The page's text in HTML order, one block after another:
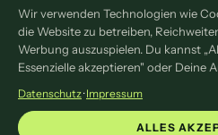
MITMACHEN
Redaktion
Pressemitteilung
Kontakt
Wir verwenden Technologien wie
die Website zu betreiben,
Werbung auszuspielen. Du kannst
Essenzielle akzeptieren" oder Deine
Datenschutz·Impressum
ALLES